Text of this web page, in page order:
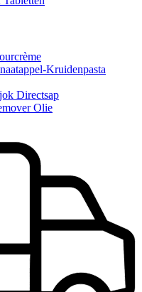
Kruidenpasta
Directsap
Olie